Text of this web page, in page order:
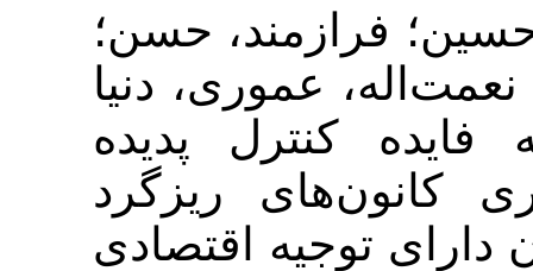
حسن؛
عموری، دنیا
کنترل پدیده
ریزگرد
اقتصادی